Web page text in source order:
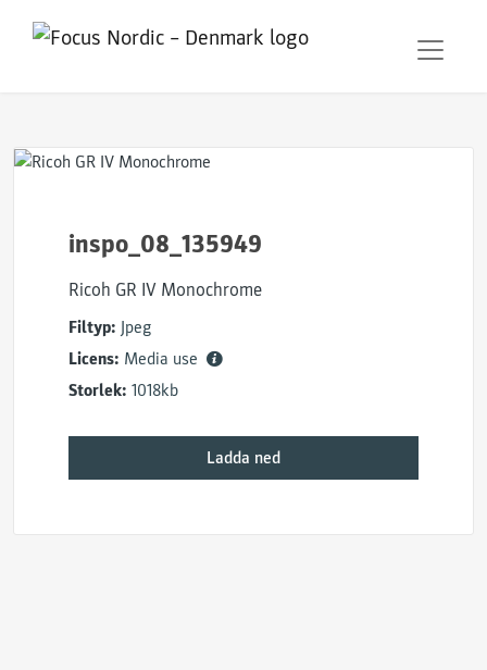
inspo_08_135949
Ricoh GR IV Monochrome
Filtyp: Jpeg
Licens: Media use
Storlek: 1018kb
Ladda ned